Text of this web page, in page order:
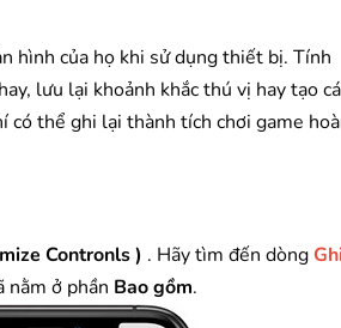
hình của họ khi sử dụng thiết bị. Tính
lưu lại khoảnh khắc thú vị hay tạo
có thể ghi lại thành tích chơi game
Contronls ) . Hãy tìm đến dòng
nằm ở phần Bao gồm.